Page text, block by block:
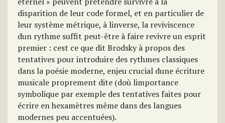
disparition de leur code formel, et en particulier de
leur système métrique, à linverse, la reviviscence
dun rythme suffit peut-être à faire revivre un esprit
premier : cest ce que dit Brodsky à propos des
tentatives pour introduire des rythmes classiques
dans la poésie moderne, enjeu crucial dune écriture
musicale proprement dite (doù limportance
symbolique par exemple des tentatives faites pour
écrire en hexamètres même dans des langues
modernes peu accentuées).